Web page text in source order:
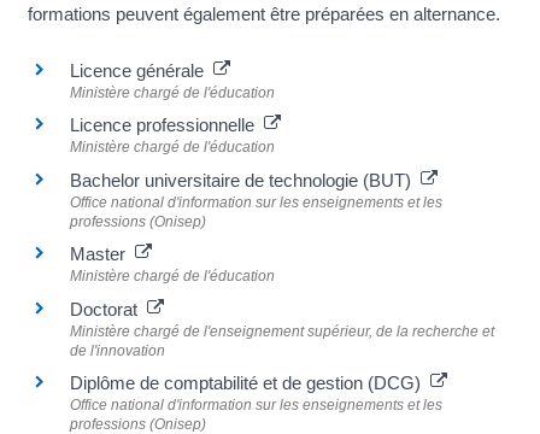
formations peuvent également être préparées en alternance.
Licence générale
Ministère chargé de l'éducation
Licence professionnelle
Ministère chargé de l'éducation
Bachelor universitaire de technologie (BUT)
Office national d'information sur les enseignements et les
professions (Onisep)
Master
Ministère chargé de l'éducation
Doctorat
Ministère chargé de l'enseignement supérieur, de la recherche et
de l'innovation
Diplôme de comptabilité et de gestion (DCG)
Office national d'information sur les enseignements et les
professions (Onisep)